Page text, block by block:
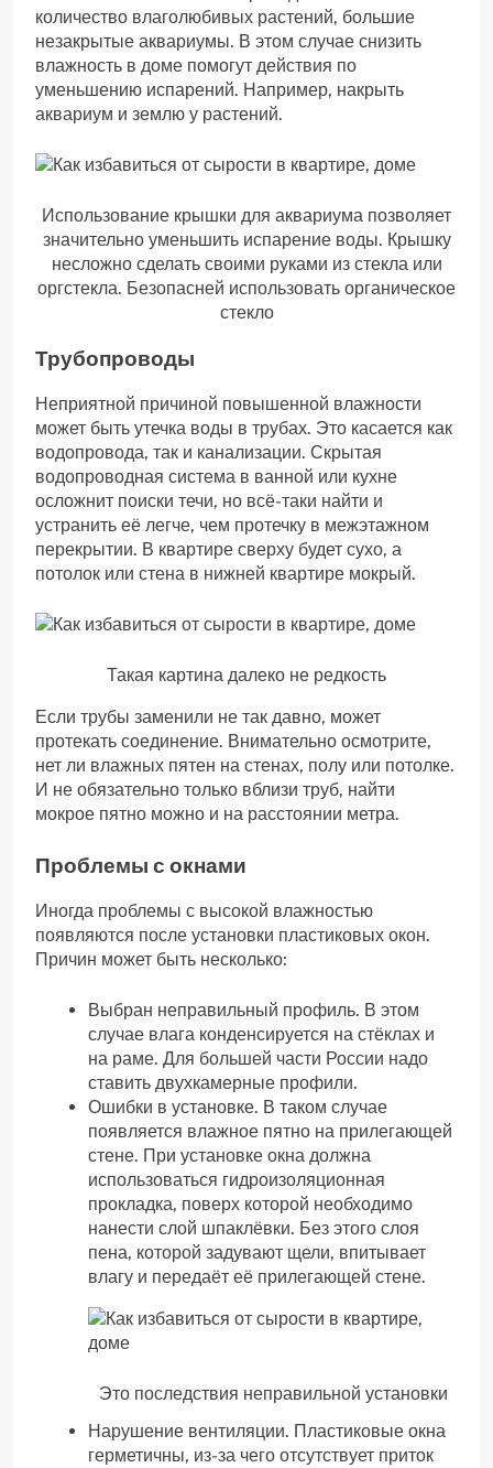
количество влаголюбивых растений, большие
незакрытые аквариумы. В этом случае снизить
влажность в доме помогут действия по
уменьшению испарений. Например, накрыть
аквариум и землю у растений.
Использование крышки для аквариума позволяет
значительно уменьшить испарение воды. Крышку
несложно сделать своими руками из стекла или
оргстекла. Безопасней использовать органическое
стекло
Трубопроводы
Неприятной причиной повышенной влажности
может быть утечка воды в трубах. Это касается как
водопровода, так и канализации. Скрытая
водопроводная система в ванной или кухне
осложнит поиски течи, но всё-таки найти и
устранить её легче, чем протечку в межэтажном
перекрытии. В квартире сверху будет сухо, а
потолок или стена в нижней квартире мокрый.
Такая картина далеко не редкость
Если трубы заменили не так давно, может
протекать соединение. Внимательно осмотрите,
нет ли влажных пятен на стенах, полу или потолке.
И не обязательно только вблизи труб, найти
мокрое пятно можно и на расстоянии метра.
Проблемы с окнами
Иногда проблемы с высокой влажностью
появляются после установки пластиковых окон.
Причин может быть несколько:
Выбран неправильный профиль. В этом
случае влага конденсируется на стёклах и
на раме. Для большей части России надо
ставить двухкамерные профили.
Ошибки в установке. В таком случае
появляется влажное пятно на прилегающей
стене. При установке окна должна
использоваться гидроизоляционная
прокладка, поверх которой необходимо
нанести слой шпаклёвки. Без этого слоя
пена, которой задувают щели, впитывает
влагу и передаёт её прилегающей стене.
Это последствия неправильной установки
Нарушение вентиляции. Пластиковые окна
герметичны, из-за чего отсутствует приток